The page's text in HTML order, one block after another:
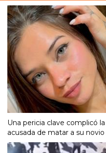
Una pericia clave complicó
acusada de matar a su